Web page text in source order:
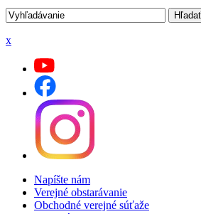
x
Napíšte nám
Verejné obstarávanie
Obchodné verejné súťaže